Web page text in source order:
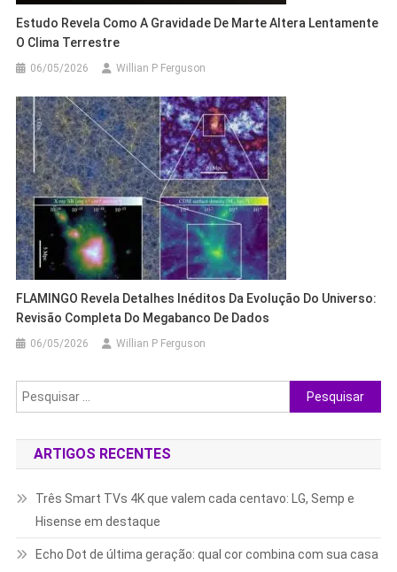
Estudo Revela Como A Gravidade De Marte Altera Lentamente
O Clima Terrestre
06/05/2026 Willian P Ferguson
FLAMINGO Revela Detalhes Inéditos Da Evolução Do Universo:
Revisão Completa Do Megabanco De Dados
06/05/2026 Willian P Ferguson
Pesquisar
por:
ARTIGOS RECENTES
Três Smart TVs 4K que valem cada centavo: LG, Semp e
Hisense em destaque
Echo Dot de última geração: qual cor combina com sua casa